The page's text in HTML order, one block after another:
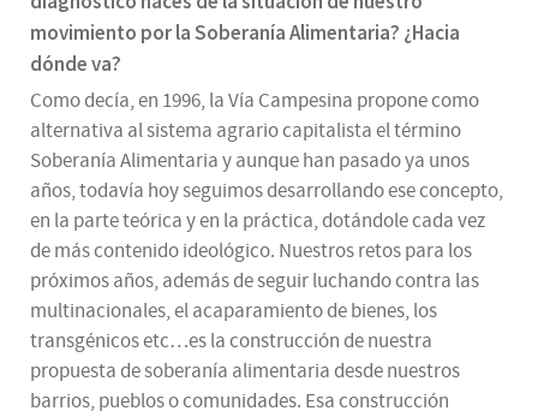
movimiento por la Soberanía Alimentaria? ¿Hacia
dónde va?
Como decía, en 1996, la Vía Campesina propone como
alternativa al sistema agrario capitalista el término
Soberanía Alimentaria y aunque han pasado ya unos
años, todavía hoy seguimos desarrollando ese concepto,
en la parte teórica y en la práctica, dotándole cada vez
de más contenido ideológico. Nuestros retos para los
próximos años, además de seguir luchando contra las
multinacionales, el acaparamiento de bienes, los
transgénicos etc…es la construcción de nuestra
propuesta de soberanía alimentaria desde nuestros
barrios, pueblos o comunidades. Esa construcción